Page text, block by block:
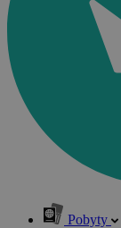
Pobyty